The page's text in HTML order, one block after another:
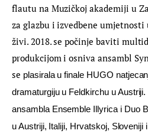
flautu na Muzičkoj akademiji u
za glazbu i izvedbene umjetnosti
živi. 2018. se počinje baviti
produkcijom i osniva ansambl
se plasirala u finale HUGO
dramaturgiju u Feldkirchu u
ansambla Ensemble Illyrica i Duo
u Austriji, Italiji, Hrvatskoj,